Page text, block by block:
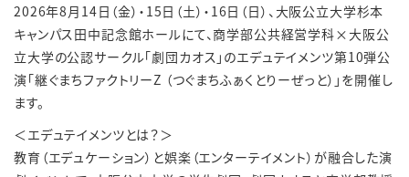
2026年8 月 14日（金）・ 15日（土）・ 16日（日）、大阪公立大学杉本
キャンパス田中記念館ホールにて、商学部公共経営学科×大阪公
立大学の公認サークル「劇団カオス」のエデュテイメンツ第10弾公
演「継ぐまちファクトリーZ （つぐまちふぁくとりーぜっと）」を開催し
ます。
＜エデュテイメンツとは？＞
教育（エデュケーション）と娯楽（エンターテイメント）が融合した演